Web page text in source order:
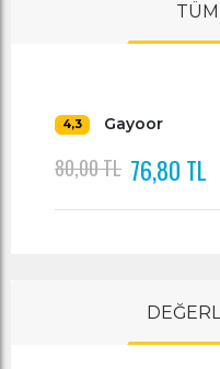
4,3 Gayoor
80,00 TL 76,80 TL